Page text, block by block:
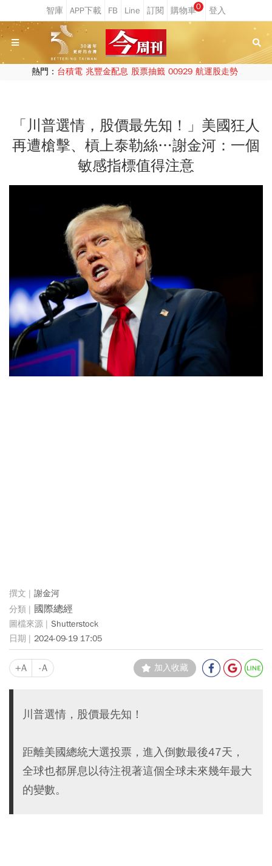
0
熱門： 台積電 兆豐金配息 股票抽籤 00929 航運股走勢
「川普選情，股價最先知！」美國狂人
再遭槍擊、槓上泰勒絲…謝金河：一個
敏感指標值得注意
謝金河
國際總經
Shutterstock
2024-09-19 17:05
+A -A 加入收藏
川普選情，股價最先知！
距離美國總統大選投票，進入倒數最後47天，
全球也都屏息以待注視著這個全球未來幾年最大
的變數。